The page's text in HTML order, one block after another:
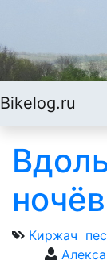
Bikelog.ru
Киржач